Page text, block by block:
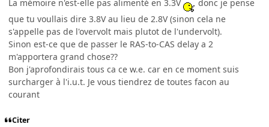
La mémoire n'est-elle pas alimenté en 3.3V
donc je pense
que tu voullais dire 3.8V au lieu de 2.8V (sinon cela ne
s'appelle pas de l'overvolt mais plutot de l'undervolt).
Sinon est-ce que de passer le RAS-to-CAS delay a 2
m'apportera grand chose??
Bon j'aprofondirais tous ca ce w.e. car en ce moment suis
surcharger à l'i.u.t. Je vous tiendrez de toutes facon au
courant
Citer